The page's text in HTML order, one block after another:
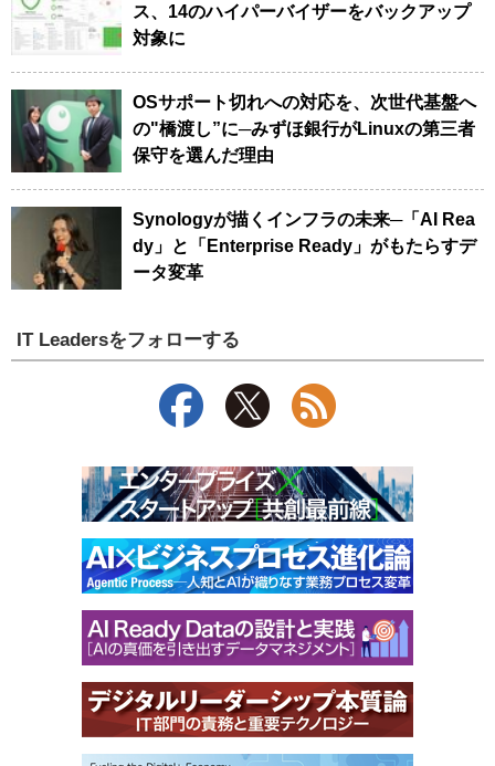
ス、14のハイパーバイザーをバックアップ
対象に
OSサポート切れへの対応を、次世代基盤へ
の"橋渡し”に─みずほ銀行がLinuxの第三者
保守を選んだ理由
Synologyが描くインフラの未来─「AI Rea
dy」と「Enterprise Ready」がもたらすデ
ータ変革
IT Leadersをフォローする